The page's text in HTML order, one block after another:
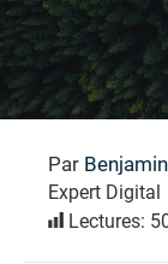
Par
Expert Digital
Lectures: